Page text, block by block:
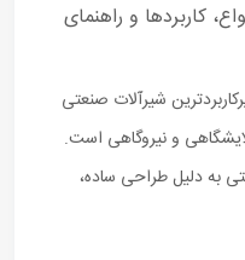
کاربردها و راهنمای
شیرآلات صنعتی
و نیروگاهی است.
به دلیل طراحی ساده،